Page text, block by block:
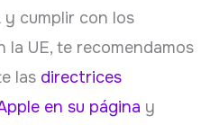
y cumplir con los
la UE, te recomendamos
las directrices
en su página y